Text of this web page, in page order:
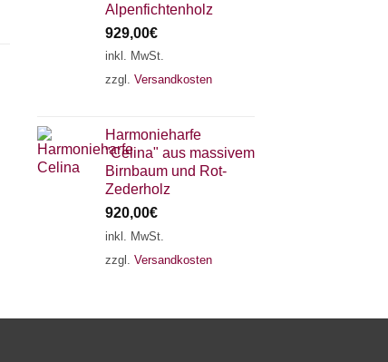
Alpenfichtenholz
929,00€
inkl. MwSt.
zzgl. Versandkosten
Harmonieharfe
"Celina" aus massivem
Birnbaum und Rot-
Zederholz
920,00€
inkl. MwSt.
zzgl. Versandkosten
18 SAITEN 21 SAITEN 25 SAITEN
AKKORDZITHER